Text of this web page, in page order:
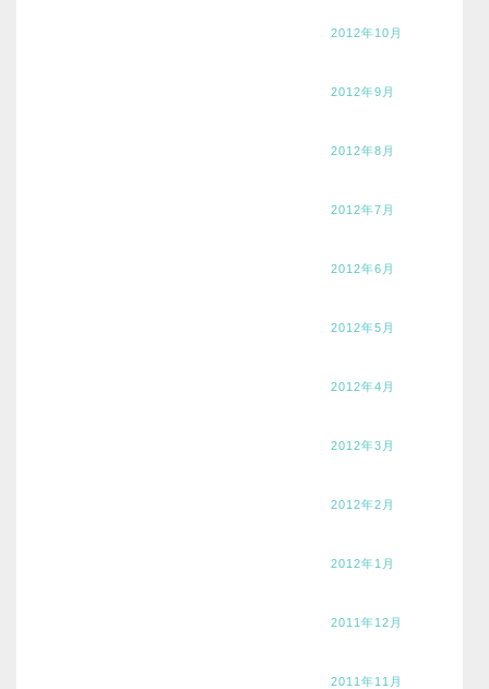
2012年10月
2012年9月
2012年8月
2012年7月
2012年6月
2012年5月
2012年4月
2012年3月
2012年2月
2012年1月
2011年12月
2011年11月